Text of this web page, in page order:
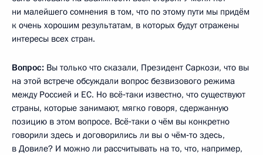
ни малейшего сомнения в том, что по этому пути мы придём
к очень хорошим результатам, в которых будут отражены
интересы всех стран.
Вопрос: Вы только что сказали, Президент Саркози, что вы
на этой встрече обсуждали вопрос безвизового режима
между Россией и ЕС. Но всё‑таки известно, что существуют
страны, которые занимают, мягко говоря, сдержанную
позицию в этом вопросе. Всё‑таки о чём вы конкретно
говорили здесь и договорились ли вы о чём‑то здесь,
в Довиле? И можно ли рассчитывать на то, что, например,